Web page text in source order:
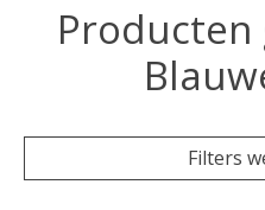
Filters